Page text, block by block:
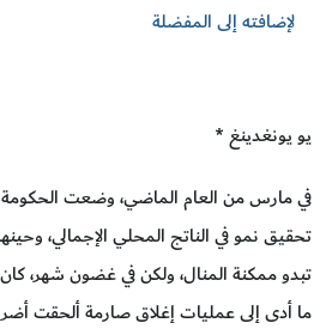
لإضافته إلى المفضلة
يو يونغدينغ *
في مارس من العام الماضي، وضعت الحكومة
تحقيق نمو في الناتج المحلي الإجمالي،
تبدو ممكنة المنال، ولكن في غضون شهر،
ما أدى إلى عمليات إغلاق صارمة ألحقت